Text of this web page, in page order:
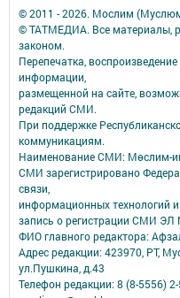
© 2011 - 2026. Мослим
© ТАТМЕДИА. Все материалы,
законом.
Перепечатка,
информации,
размещенной на сайте,
редакций СМИ.
При поддержке
коммуникациям.
Наименование СМИ: Мөслим-
СМИ зарегистрировано
связи,
информационных технологий
запись о регистрации СМИ
ФИО главного редактора:
Адрес редакции: 423970, РТ,
ул.Пушкина, д.43
Телефон редакции: 8 (8-5556)